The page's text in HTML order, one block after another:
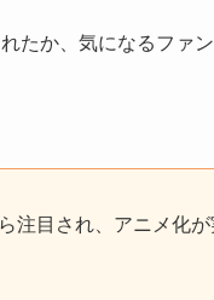
たか、気になるファ
注目され、アニメ化